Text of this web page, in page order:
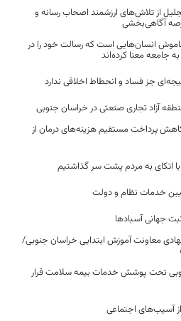
از تلاش‌های ارزشمند اصحاب رسانه و
آگاهی‌بخشی
انسان‌هایی است که رسالت خود را در
معنا کرده‌اند
جز فساد و انحطاط اخلاقی ندارد
آزاد تجاری صنعتی در خراسان جنوبی
پرداخت مستقیم هزینه‌های درمان از
اتکای به مردم پشت سر گذاشتیم
خدمات نظام و دولت
جهانی آسبادها
معاونت آموزش ابتدایی خراسان جنوبی/
جنوبی تحت پوشش خدمات بیمه سلامت قرار
آسیب‌های اجتماعی